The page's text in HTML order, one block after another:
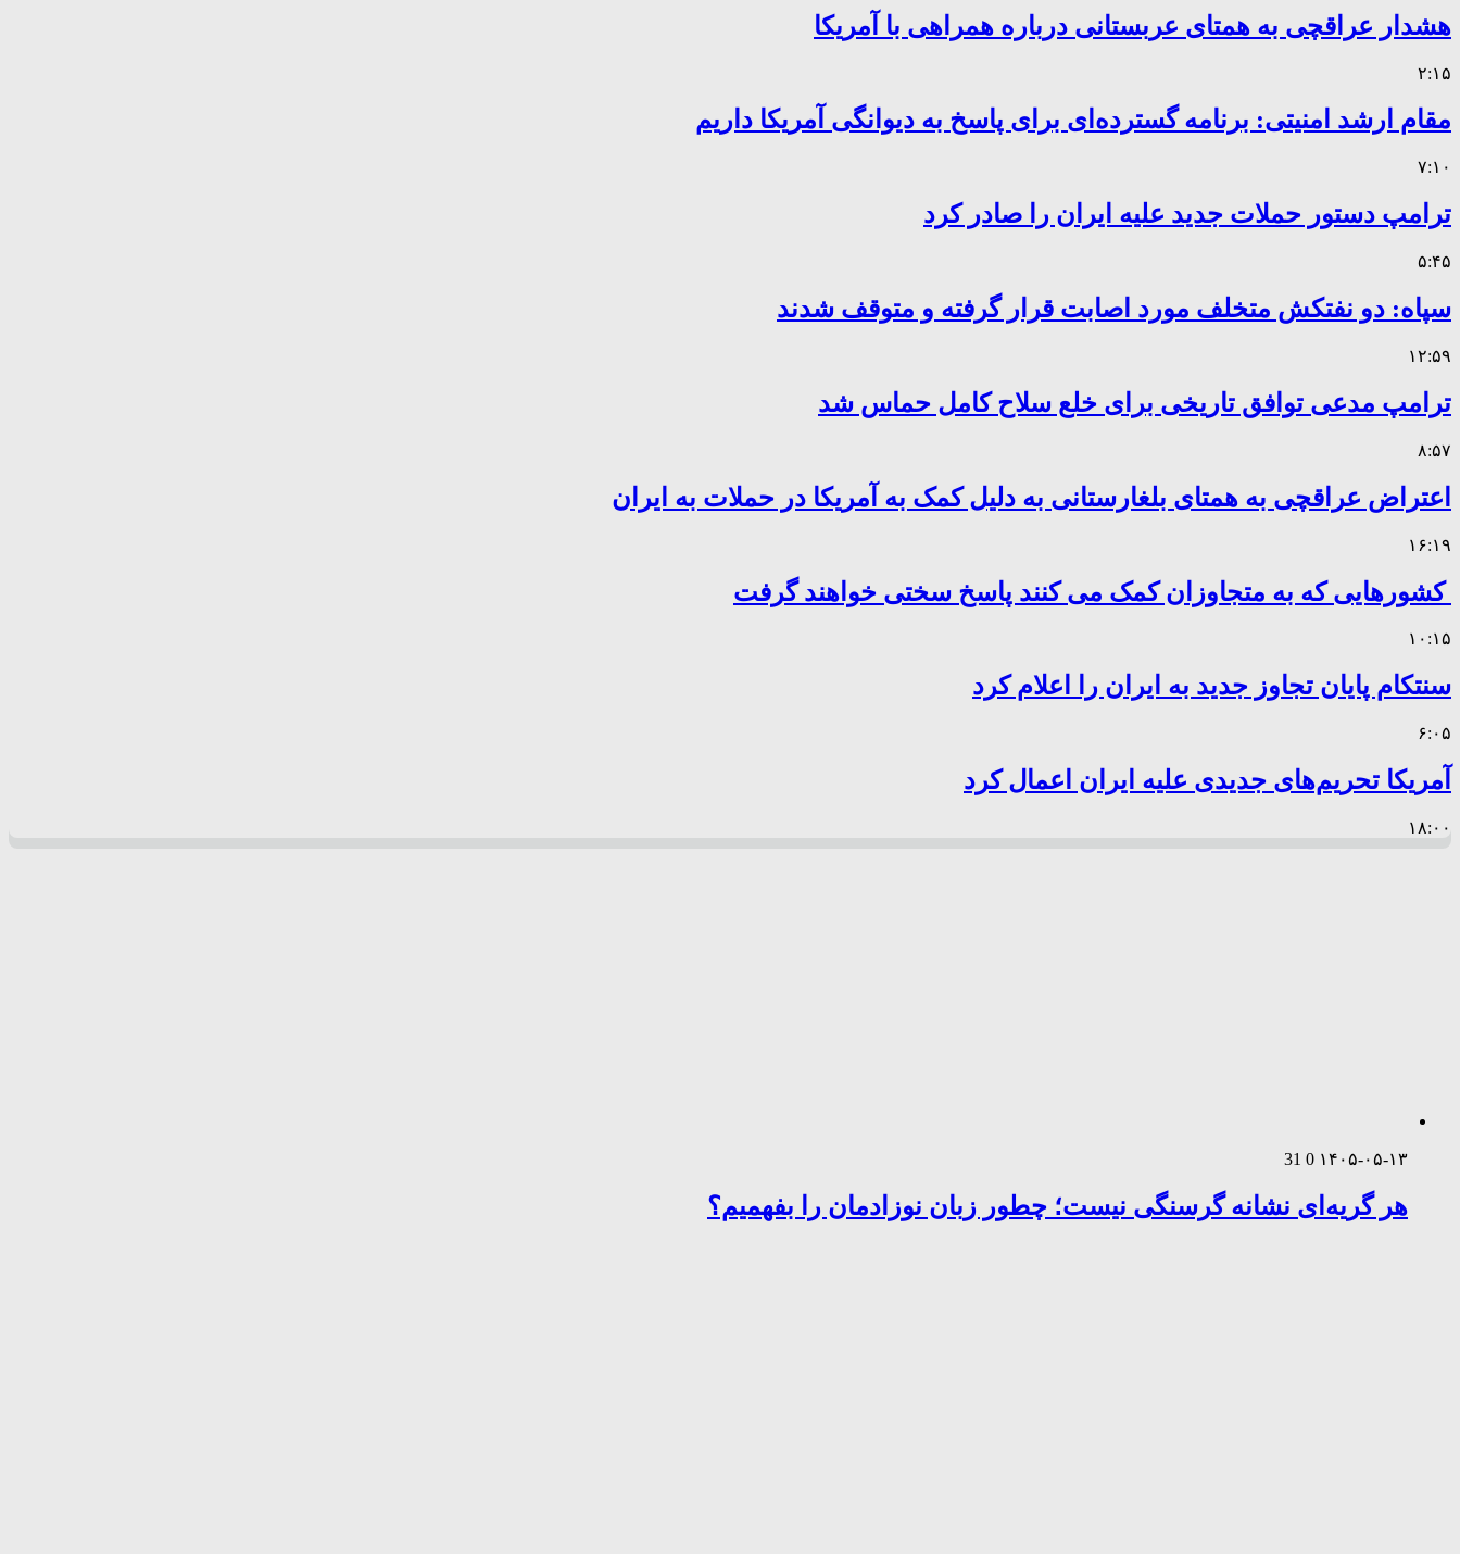
هشدار عراقچی به همتای عربستانی درباره همراهی با آمریکا
۲:۱۵
مقام ارشد امنیتی: برنامه گسترده‌ای برای پاسخ به دیوانگی آمریکا داریم
۷:۱۰
ترامپ دستور حملات جدید علیه ایران را صادر کرد
۵:۴۵
سپاه: دو نفتکش متخلف مورد اصابت قرار گرفته و متوقف شدند
۱۲:۵۹
ترامپ مدعی توافق تاریخی برای خلع سلاح کامل حماس شد
۸:۵۷
اعتراض عراقچی به همتای بلغارستانی به دلیل کمک به آمریکا در حملات به ایران
۱۶:۱۹
کشورهایی که به متجاوزان کمک می کنند پاسخ سختی خواهند گرفت
۱۰:۱۵
سنتکام پایان تجاوز جدید به ایران را اعلام کرد
۶:۰۵
آمریکا تحریم‌های جدیدی علیه ایران اعمال کرد
۱۸:۰۰
۱۴۰۵-۰۵-۱۳ 0
31
هر گریه‌ای نشانه گرسنگی نیست؛ چطور زبان نوزادمان را بفهمیم؟